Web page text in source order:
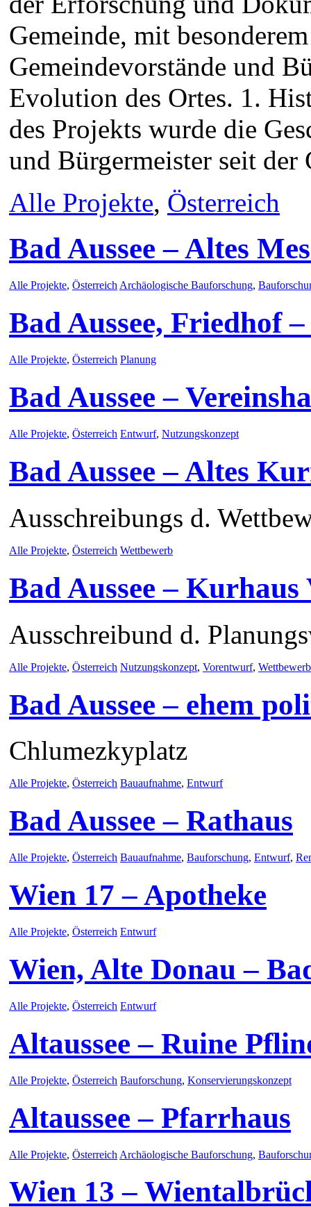
Gemeinde, mit
Gemeindevorstände und
Evolution des Ortes. 1.
des Projekts wurde die
und Bürgermeister seit
Alle Projekte, Österreich
Bad Aussee – Altes
Alle Projekte, Österreich Archäologische Bauforschung,
Bad Aussee, Friedhof
Alle Projekte, Österreich Planung
Bad Aussee –
Alle Projekte, Österreich Entwurf, Nutzungskonzept
Bad Aussee – Altes
Ausschreibungs d.
Alle Projekte, Österreich Wettbewerb
Bad Aussee –
Ausschreibund d.
Alle Projekte, Österreich Nutzungskonzept, Vorentwurf, Wettbewerb
Bad Aussee – ehem
Chlumezkyplatz
Alle Projekte, Österreich Bauaufnahme, Entwurf
Bad Aussee – Rathaus
Alle Projekte, Österreich Bauaufnahme, Bauforschung, Entwurf,
Wien 17 – Apotheke
Alle Projekte, Österreich Entwurf
Wien, Alte Donau –
Alle Projekte, Österreich Entwurf
Altaussee – Ruine
Alle Projekte, Österreich Bauforschung, Konservierungskonzept
Altaussee – Pfarrhaus
Alle Projekte, Österreich Archäologische Bauforschung,
Wien 13 –